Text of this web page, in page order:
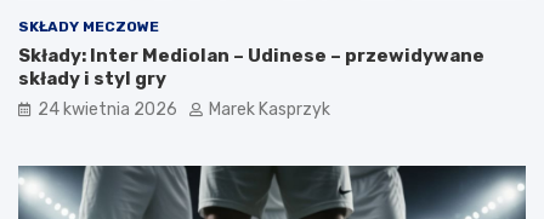
SKŁADY MECZOWE
Składy: Inter Mediolan – Udinese – przewidywane
składy i styl gry
24 kwietnia 2026 Marek Kasprzyk